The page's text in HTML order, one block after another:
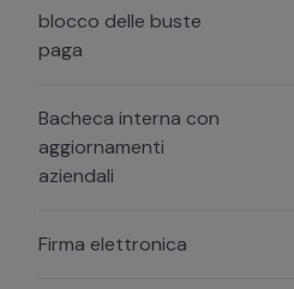
blocco delle buste
paga
Bacheca interna con
aggiornamenti
aziendali
Firma elettronica